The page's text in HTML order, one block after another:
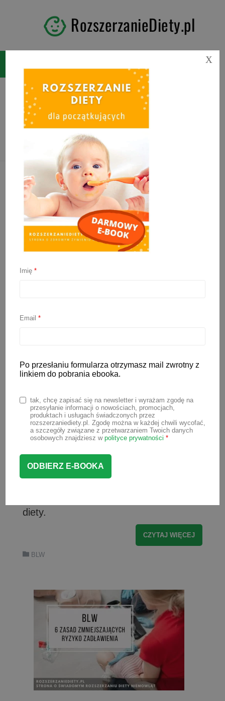
RozszerzanieDiety.pl
Tag:rozszerzanie diety
BLW
BLW
BLW to jedna z metod rozszerzania
samodzielnym jedzeniu posiłków przez
dziecko od początku wprowadzania
pokarmów stałych. Chcesz dowiedzieć
się dokładnie co to jest BLW i z czym
się wiąże? W poniższym wpisie
przygotowałam 10 najważniejszych
diety.
CZYTAJ WIĘCEJ
BLW
Imię*
Email*
Po przesłaniu formularza otrzymasz mail zwrotny z
linkiem do pobrania ebooka.
tak, chcę zapisać się na newsletter i wyrażam zgodę na
przesyłanie informacji o nowościach, promocjach,
produktach i usługach świadczonych przez
rozszerzaniediety.pl. Zgodę można w każdej chwili wycofać,
a szczegóły związane z przetwarzaniem Twoich danych
osobowych znajdziesz w polityce prywatności *
X